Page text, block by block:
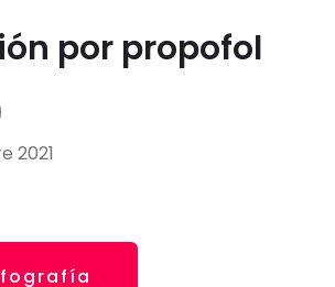
por propofol
2021